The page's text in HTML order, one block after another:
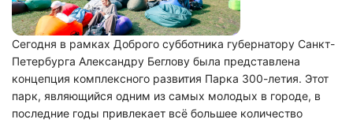
Сегодня в рамках Доброго субботника губернатору Санкт-
Петербурга Александру Беглову была представлена
концепция комплексного развития Парка 300-летия. Этот
парк, являющийся одним из самых молодых в городе, в
последние годы привлекает всё большее количество